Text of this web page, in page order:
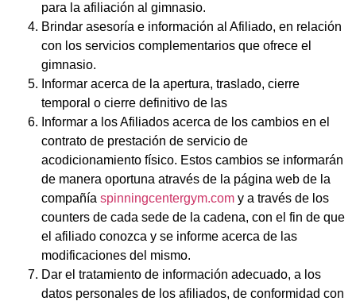
para la afiliación al gimnasio.
Brindar asesoría e información al Afiliado, en relación
con los servicios complementarios que ofrece el
gimnasio.
Informar acerca de la apertura, traslado, cierre
temporal o cierre definitivo de las
Informar a los Afiliados acerca de los cambios en el
contrato de prestación de servicio de
acodicionamiento físico. Estos cambios se informarán
de manera oportuna através de la página web de la
compañía spinningcentergym.com y a través de los
counters de cada sede de la cadena, con el fin de que
el afiliado conozca y se informe acerca de las
modificaciones del mismo.
Dar el tratamiento de información adecuado, a los
datos personales de los afiliados, de conformidad con